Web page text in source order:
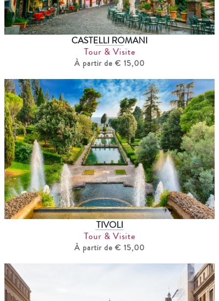
CASTELLI ROMANI
Tour & Visite
À partir de € 15,00
TIVOLI
Tour & Visite
À partir de € 15,00